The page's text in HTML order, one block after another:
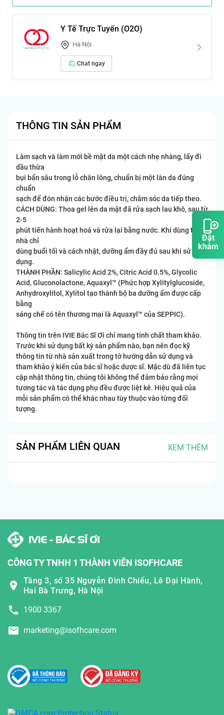
Đặt
khám
Y Tế Trực Tuyến (O2O)
Hà Nội
Chat ngay
THÔNG TIN SẢN PHẨM
Làm sạch và làm mới bề mặt da một cách nhẹ nhàng, lấy đi
dầu thừa
bụi bẩn sâu trong lỗ chân lông, chuẩn bị một làn da đúng
chuẩn
sạch để đón nhận các bước điều trị, chăm sóc da tiếp theo.
CÁCH DÙNG: Thoa gel lên da mặt đã rửa sạch lau khô, sau từ
2-5
phút tiến hành hoạt hoá và rửa lại bằng nước. Khi dùng tại
nhà chỉ
dùng buổi tối và cách nhật, dưỡng ẩm đầy đủ sau khi sử
dụng.
THÀNH PHẦN: Salicylic Acid 2%, Citric Acid 0.5%, Glycolic
Acid, Gluconolactone, Aquaxyl™ (Phức hợp Xylitylglucoside,
Anhydroxylitol, Xylitol tạo thành bộ ba dưỡng ẩm được cấp
bằng
sáng chế có tên thương mại là Aquaxyl™ của SEPPIC).
Thông tin trên IVIE Bác Sĩ Ơi chỉ mang tính chất tham khảo.
Trước khi sử dụng bất kỳ sản phẩm nào, bạn nên đọc kỹ
thông tin từ nhà sản xuất trong tờ hướng dẫn sử dụng và
tham khảo ý kiến của bác sĩ hoặc dược sĩ. Mặc dù đã liên tục
cập nhật thông tin, chúng tôi không thể đảm bảo rằng mọi
tương tác và tác dụng phụ đều được liệt kê. Hiệu quả của
mỗi sản phẩm có thể khác nhau tùy thuộc vào từng đối
tượng.
SẢN PHẨM LIÊN QUAN XEM THÊM
CÔNG TY TNHH 1 THÀNH VIÊN ISOFHCARE
Tầng 3, số 35 Nguyễn Đình Chiểu, Lê Đại Hành,
Hai Bà Trưng, Hà Nội
1900 3367
marketing@isofhcare.com